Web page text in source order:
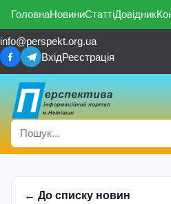
ГоловнаНовиниСтаттіДовідник
info@perspekt.org.ua
ВхідРеєстрація
← До списку новин